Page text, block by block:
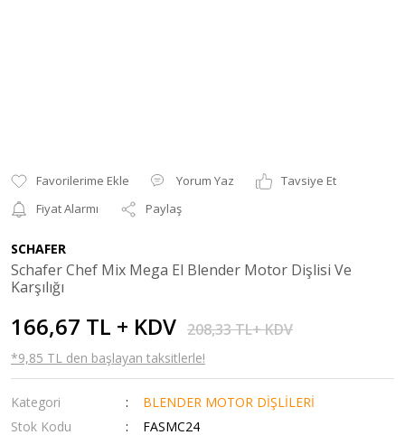
Yorum Yaz
Tavsiye Et
Fiyat Alarmı
Paylaş
SCHAFER
Schafer Chef Mix Mega El Blender Motor Dişlisi Ve
Karşılığı
166,67 TL + KDV 208,33 TL+ KDV
*9,85 TL den başlayan taksitlerle!
Kategori
BLENDER MOTOR DİŞLİLERİ
Stok Kodu
FASMC24